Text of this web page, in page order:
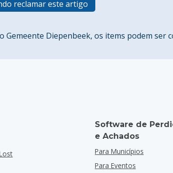
reclamar este artigo
Gemeente Diepenbeek, os items podem ser
Software de
e Achados
Para Municípios
Para Eventos